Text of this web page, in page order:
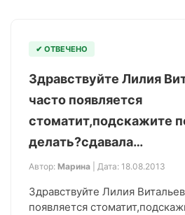
✔ ОТВЕЧЕНО
Здравствуйте Лилия
часто появляется
стоматит,подскажите
делать?сдавала…
Автор: Марина | Дата: 18.08.2013
Здравствуйте Лилия
появляется